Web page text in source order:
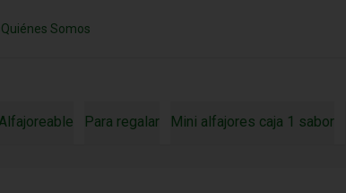
Quiénes Somos
Para regalar Mini alfajores caja 1 sabor